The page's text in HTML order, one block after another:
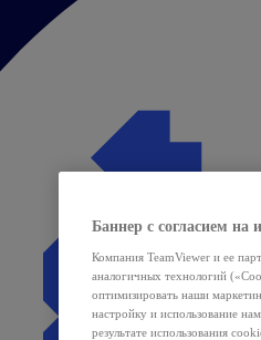
Баннер с согласием на
Компания TeamViewer и ее
аналогичных технологий
оптимизировать наши
настройку и использование
результате использования